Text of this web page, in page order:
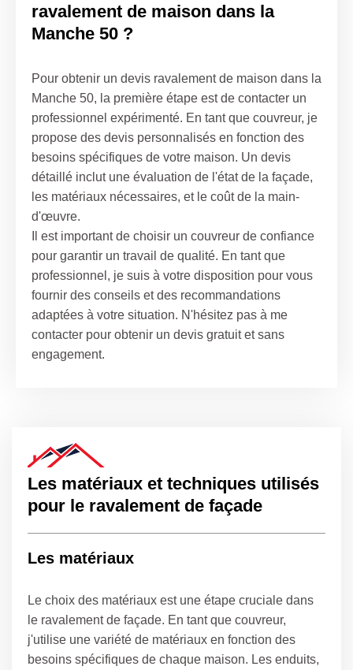
ravalement de maison dans la
Manche 50 ?
Pour obtenir un devis ravalement de maison dans la
Manche 50, la première étape est de contacter un
professionnel expérimenté. En tant que couvreur, je
propose des devis personnalisés en fonction des
besoins spécifiques de votre maison. Un devis
détaillé inclut une évaluation de l'état de la façade,
les matériaux nécessaires, et le coût de la main-
d'œuvre.
Il est important de choisir un couvreur de confiance
pour garantir un travail de qualité. En tant que
professionnel, je suis à votre disposition pour vous
fournir des conseils et des recommandations
adaptées à votre situation. N'hésitez pas à me
contacter pour obtenir un devis gratuit et sans
engagement.
Les matériaux et techniques utilisés
pour le ravalement de façade
Les matériaux
Le choix des matériaux est une étape cruciale dans
le ravalement de façade. En tant que couvreur,
j'utilise une variété de matériaux en fonction des
besoins spécifiques de chaque maison. Les enduits,